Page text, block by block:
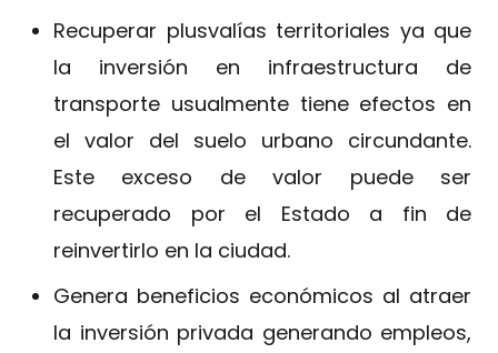
Recuperar plusvalías territoriales ya que
la inversión en infraestructura de
transporte usualmente tiene efectos en
el valor del suelo urbano circundante.
Este exceso de valor puede ser
recuperado por el Estado a fin de
reinvertirlo en la ciudad.
Genera beneficios económicos al atraer
la inversión privada generando empleos,